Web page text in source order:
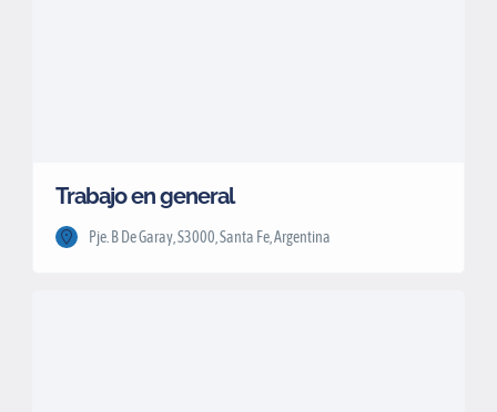
Trabajo en general
Pje. B De Garay, S3000, Santa Fe, Argentina